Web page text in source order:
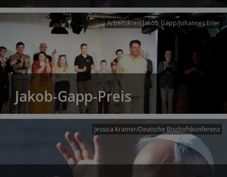
Arbeitskreis Jakob Gapp/Johannes Erler
Jakob-Gapp-Preis
Jessica Krämer/Deutsche Bischofskonferenz